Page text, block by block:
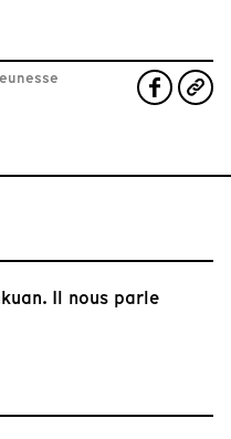
Il nous parle